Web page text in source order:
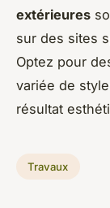
extérieures
sur des sites
Optez pour
variée de
résultat
Travaux